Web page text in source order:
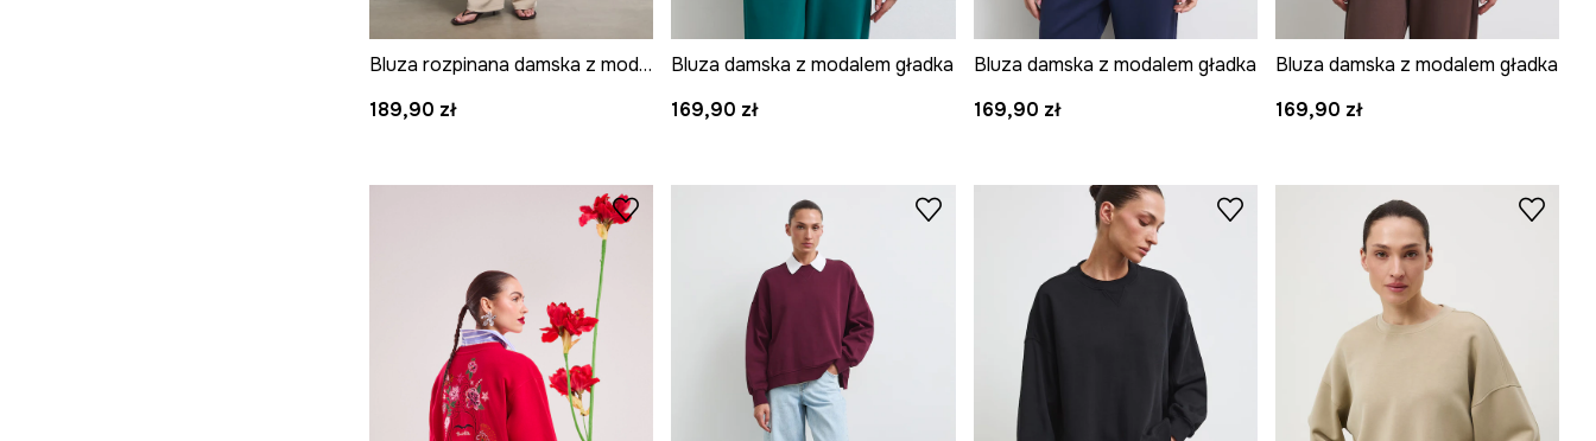
Bluza rozpinana damska z modalem gładka
189,90 zł
Bluza damska z modalem gładka
169,90 zł
Bluza damska z modalem gładka
169,90 zł
Bluza damska z modalem gładka
169,90 zł